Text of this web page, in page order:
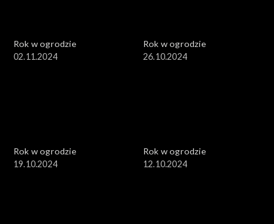
Rok w ogrodzie
02.11.2024
Rok w ogrodzie
26.10.2024
Rok w ogrodzie
19.10.2024
Rok w ogrodzie
12.10.2024